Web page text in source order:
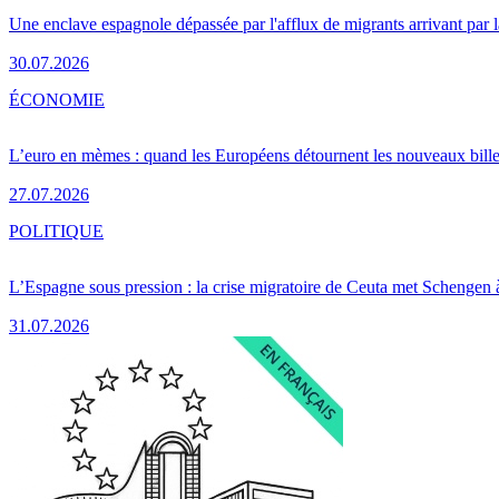
Une enclave espagnole dépassée par l'afflux de migrants arrivant par
30.07.2026
L’euro en mèmes : quand les Européens détournent les nouveaux
27.07.2026
ÉCONOMIE
L’Espagne sous pression : la crise migratoire de Ceuta met Schengen
31.07.2026
POLITIQUE